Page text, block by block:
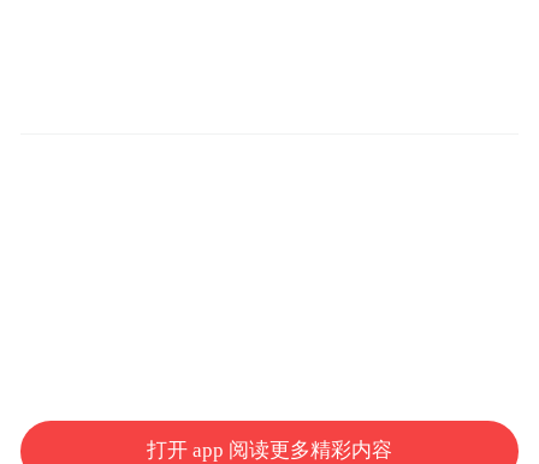
打开 app 阅读更多精彩内容